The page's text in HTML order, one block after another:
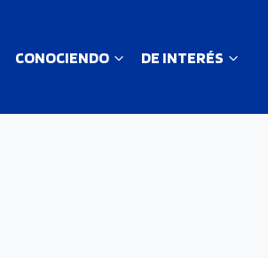
CONOCIENDO DE INTERÉS